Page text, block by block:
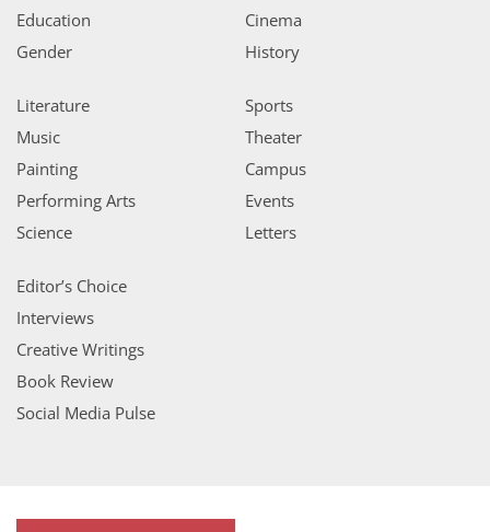
Education
Gender
Cinema
History
Literature
Music
Painting
Performing Arts
Science
Sports
Theater
Campus
Events
Letters
Editor’s Choice
Interviews
Creative Writings
Book Review
Social Media Pulse